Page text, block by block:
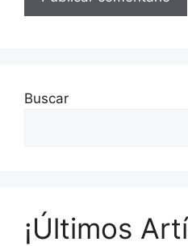
Buscar
¡Últimos